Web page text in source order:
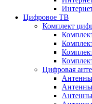
Цифровое ТВ
Комплект
Цифровая